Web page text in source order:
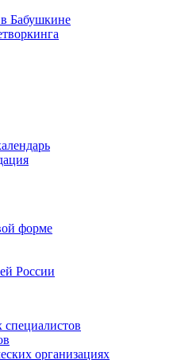
Бабушкине
форме
России
организациях